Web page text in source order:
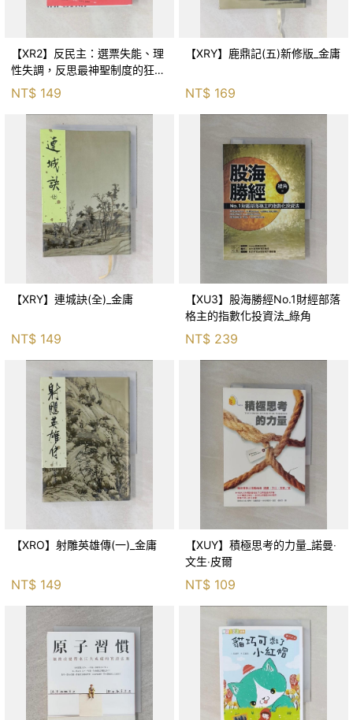
【XR2】反民主：選票失能、理
性失調，反思最神聖制度的狂亂
NT$ 149
【XRY】鹿鼎記(五)新修版_金庸
NT$ 169
【XRY】連城訣(全)_金庸
NT$ 149
【XU3】股海勝經No.1財經部落
格主的指數化投資法_綠角
NT$ 239
【XRO】射雕英雄傳(一)_金庸
NT$ 149
【XUY】積極思考的力量_諾曼‧
文生‧皮爾
NT$ 109